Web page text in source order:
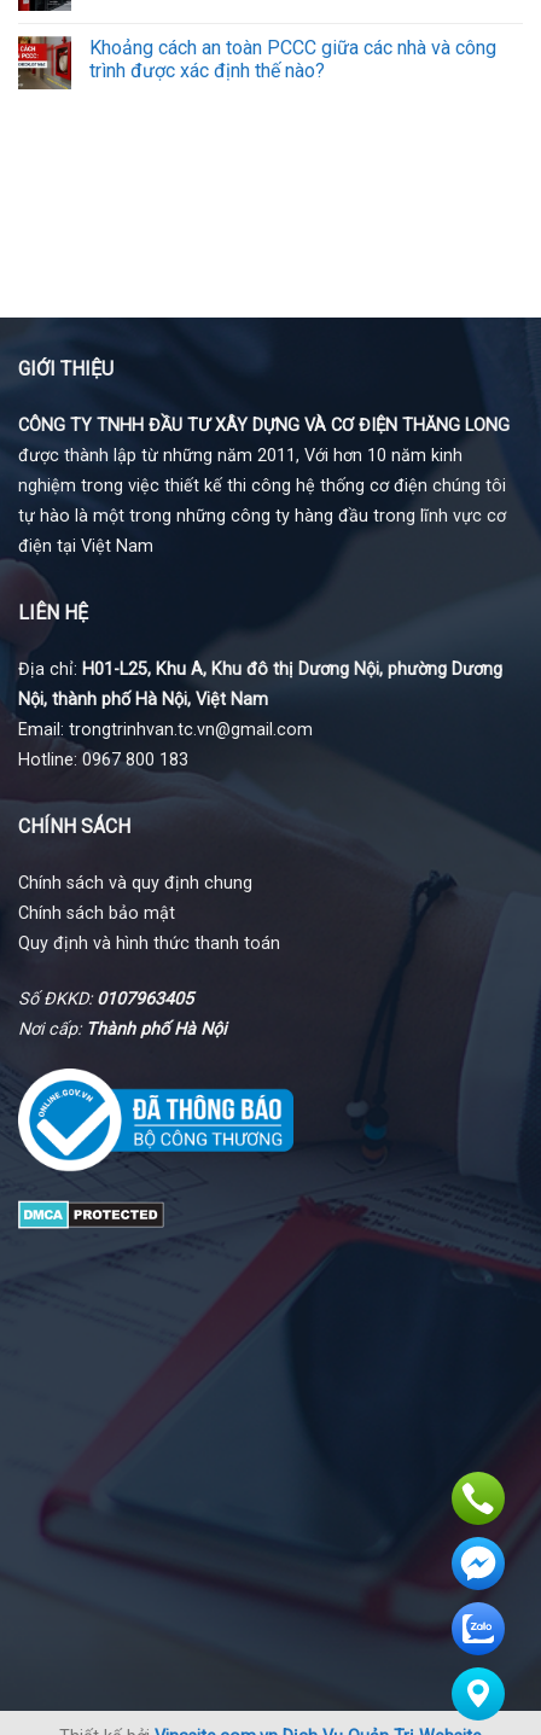
Khoảng cách an toàn PCCC giữa các nhà và công
trình được xác định thế nào?
GIỚI THIỆU
CÔNG TY TNHH ĐẦU TƯ XÂY DỰNG VÀ CƠ ĐIỆN THĂNG LONG
được thành lập từ những năm 2011, Với hơn 10 năm kinh
nghiệm trong việc thiết kế thi công hệ thống cơ điện chúng tôi
tự hào là một trong những công ty hàng đầu trong lĩnh vực cơ
điện tại Việt Nam
LIÊN HỆ
Địa chỉ: H01-L25, Khu A, Khu đô thị Dương Nội, phường Dương
Nội, thành phố Hà Nội, Việt Nam
Email: trongtrinhvan.tc.vn@gmail.com
Hotline: 0967 800 183
CHÍNH SÁCH
Chính sách và quy định chung
Chính sách bảo mật
Quy định và hình thức thanh toán
Số ĐKKD:0107963405
Nơi cấp: Thành phố Hà Nội